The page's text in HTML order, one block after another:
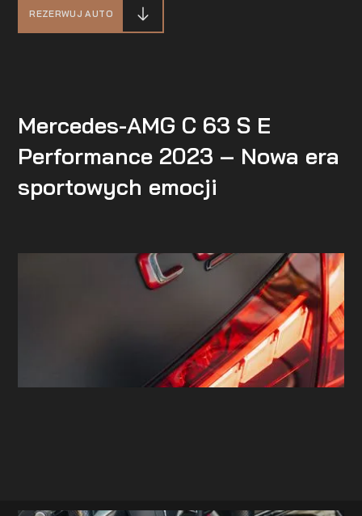
REZERWUJ AUTO
Mercedes-AMG C 63 S E
Performance 2023 – Nowa era
sportowych emocji